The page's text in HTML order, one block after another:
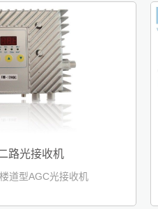
路光接收机
道型AGC光接收机